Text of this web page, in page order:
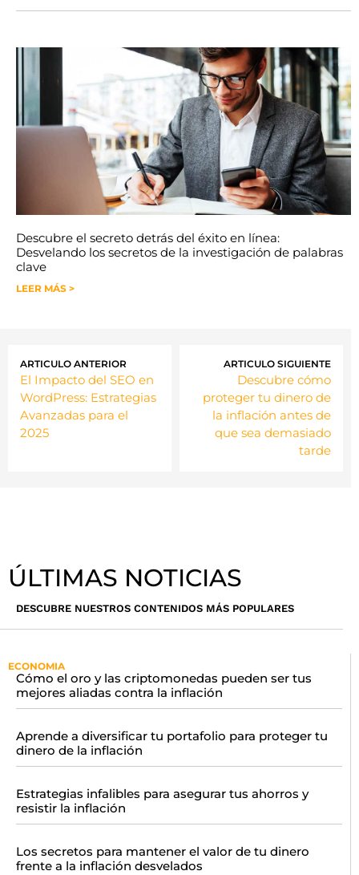
Descubre el secreto detrás del éxito en línea:
Desvelando los secretos de la investigación de palabras
clave
LEER MÁS >
ARTICULO ANTERIOR
El Impacto del SEO en
WordPress: Estrategias
Avanzadas para el
2025
ARTICULO SIGUIENTE
Descubre cómo
proteger tu dinero de
la inflación antes de
que sea demasiado
tarde
ÚLTIMAS NOTICIAS
DESCUBRE NUESTROS CONTENIDOS MÁS POPULARES
ECONOMIA
Cómo el oro y las criptomonedas pueden ser tus
mejores aliadas contra la inflación
Aprende a diversificar tu portafolio para proteger tu
dinero de la inflación
Estrategias infalibles para asegurar tus ahorros y
resistir la inflación
Los secretos para mantener el valor de tu dinero
frente a la inflación desvelados